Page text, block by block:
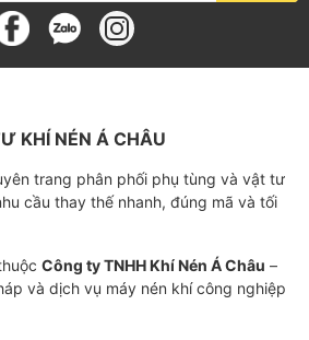
xộn được thiết kế với ít thành
trì hơn.
bị rò rỉ
vòng chữ O giúp giảm đáng
rỉ tiềm ẩn liên quan đến phụ kiện
KHÍ NÉN Á CHÂU
trang phân phối phụ tùng và vật tư
cầu thay thế nhanh, đúng mã và tối
Công ty TNHH Khí Nén Á Châu –
và dịch vụ máy nén khí công nghiệp